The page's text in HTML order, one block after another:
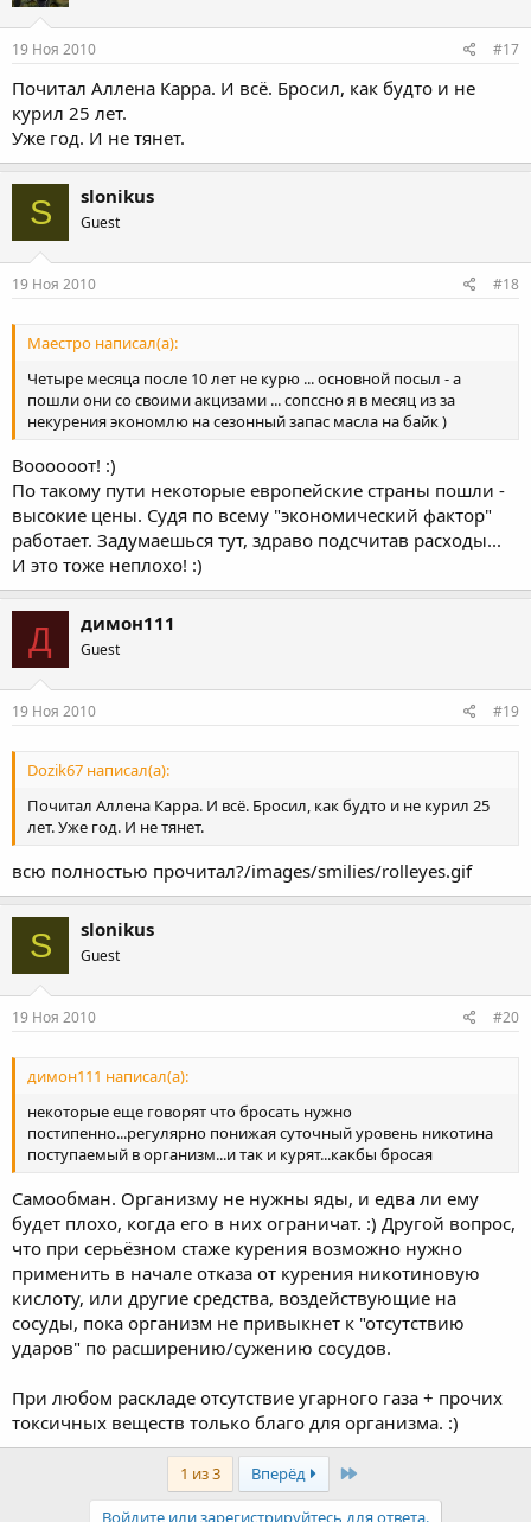
19 Ноя 2010 #17
Почитал Аллена Карра. И всё. Бросил, как будто и не
курил 25 лет.
Уже год. И не тянет.
S slonikus
Guest
19 Ноя 2010 #18
Маестро написал(а):
Четыре месяца после 10 лет не курю ... основной посыл - а
пошли они со своими акцизами ... сопссно я в месяц из за
некурения экономлю на сезонный запас масла на байк )
Воооооот! :)
По такому пути некоторые европейские страны пошли -
высокие цены. Судя по всему "экономический фактор"
работает. Задумаешься тут, здраво подсчитав расходы...
И это тоже неплохо! :)
Д димон111
Guest
19 Ноя 2010 #19
Dozik67 написал(а):
Почитал Аллена Карра. И всё. Бросил, как будто и не курил 25
лет. Уже год. И не тянет.
всю полностью прочитал?/images/smilies/rolleyes.gif
S slonikus
Guest
19 Ноя 2010 #20
димон111 написал(а):
некоторые еще говорят что бросать нужно
постипенно...регулярно понижая суточный уровень никотина
поступаемый в организм...и так и курят...какбы бросая
Самообман. Организму не нужны яды, и едва ли ему
будет плохо, когда его в них ограничат. :) Другой вопрос,
что при серьёзном стаже курения возможно нужно
применить в начале отказа от курения никотиновую
кислоту, или другие средства, воздействующие на
сосуды, пока организм не привыкнет к "отсутствию
ударов" по расширению/сужению сосудов.
При любом раскладе отсутствие угарного газа + прочих
токсичных веществ только благо для организма. :)
1 из 3 Вперёд Last
Войдите или зарегистрируйтесь для ответа.